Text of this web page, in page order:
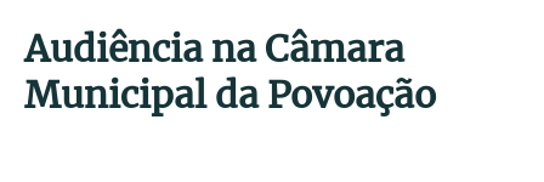
Audiência na Câmara
Municipal da Povoação